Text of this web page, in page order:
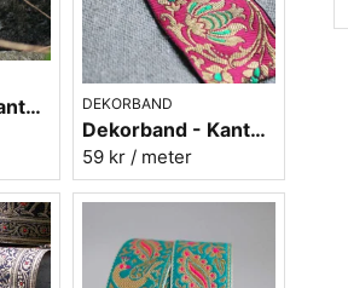
Dekorband - Kantband i textil Nr 40 DEKORBAND
Dekorband - Kantband i textil Nr 61
59 kr / meter